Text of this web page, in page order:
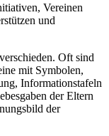
Vereinen
und
Oft sind
mit Symbolen,
Informationstafeln
der Eltern
der